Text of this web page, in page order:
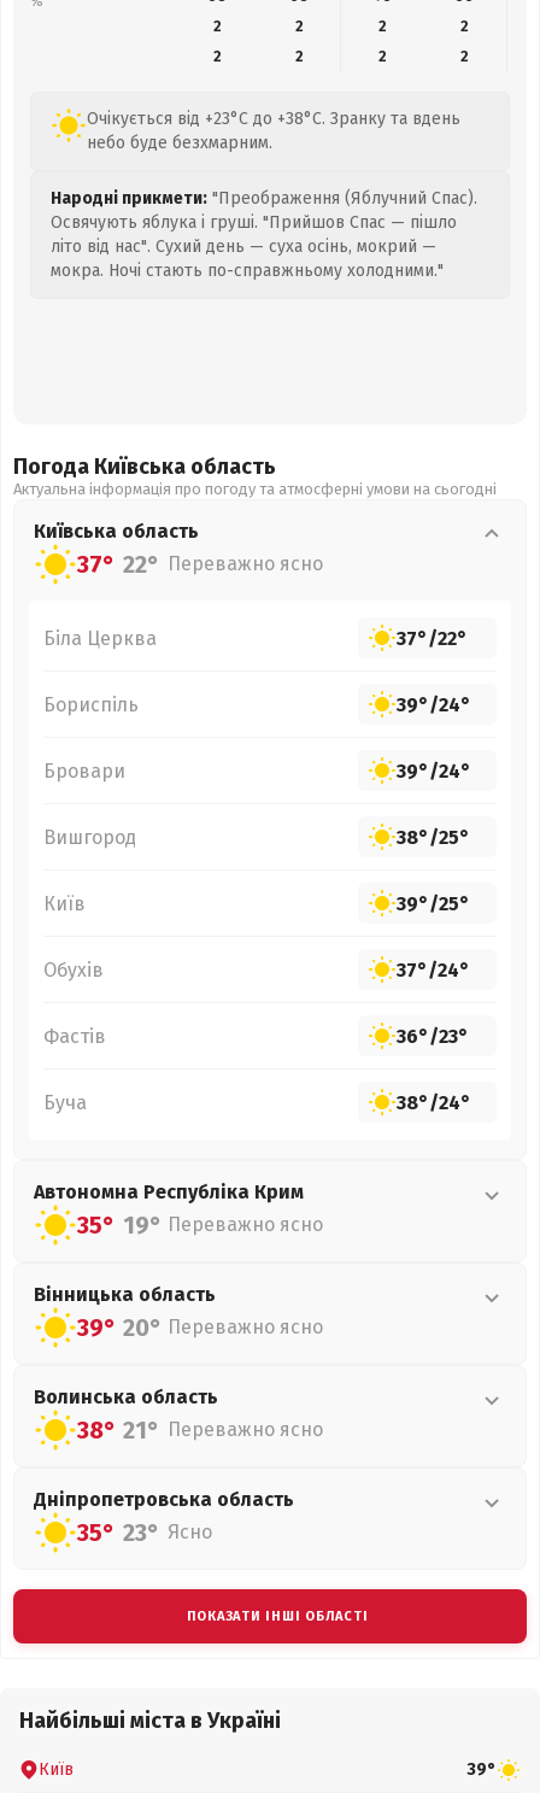
2
2 2
2
2
2 2 2
Очікується від +23°C до +38°C. Зранку та вдень
небо буде безхмарним.
Народні прикмети: "Преображення (Яблучний Спас).
Освячують яблука і груші. "Прийшов Спас — пішло
літо від нас". Сухий день — суха осінь, мокрий —
мокра. Ночі стають по-справжньому холодними."
Погода Київська область
Актуальна інформація про погоду та атмосферні умови на сьогодні
Київська область
37° 22° Переважно ясно
Біла Церква 37°/22°
Бориспіль 39°/24°
Бровари 39°/24°
Вишгород 38°/25°
Київ 39°/25°
Обухів 37°/24°
Фастів 36°/23°
Буча 38°/24°
Автономна Республіка Крим
35° 19° Переважно ясно
Вінницька область
39° 20° Переважно ясно
Волинська область
38° 21° Переважно ясно
Дніпропетровська область
35° 23° Ясно
ПОКАЗАТИ ІНШІ ОБЛАСТІ
Найбільші міста в Україні
Київ 39°